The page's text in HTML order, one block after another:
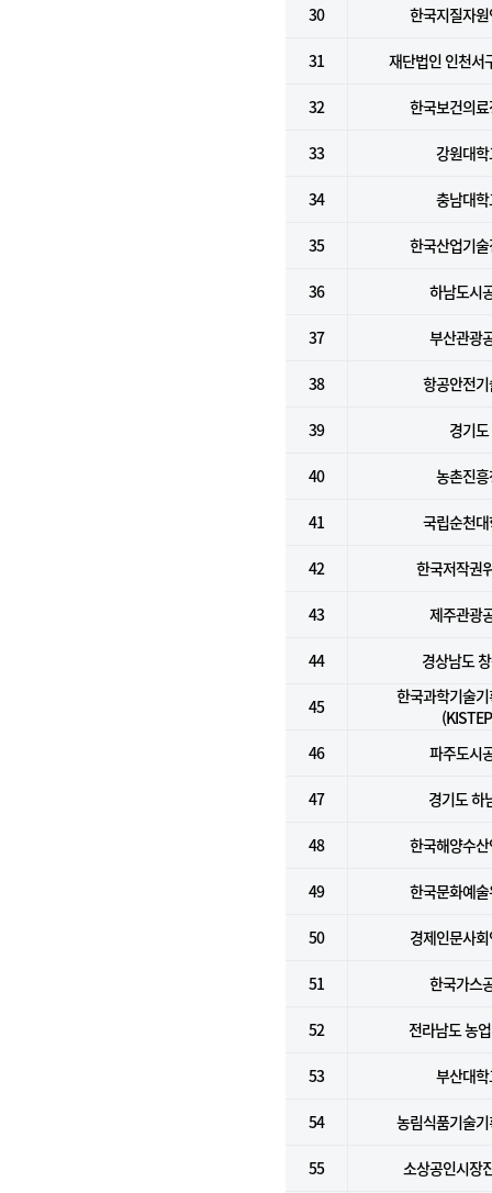
30 한국지질자
31 재단법인 인천서
32 한국보건의
33 강원대
34 충남대
35 한국산업기
36 하남도시
37 부산관광
38 항공안전
39 경기도
40 농촌진
41 국립순천
42 한국저작권
43 제주관광
44 경상남도
45
한국과학기술
46
파주도시
47 경기도 하
48 한국해양수
49 한국문화예
50 경제인문사
51 한국가스
52 전라남도 농
53 부산대
54 농림식품기술
55 소상공인시장